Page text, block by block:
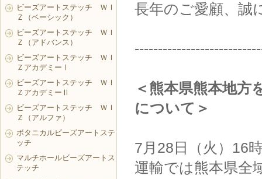
長年のご愛顧、誠
＜熊本県熊本地方
について＞
7月28日（火）16
運輸では熊本県全
ビーズアートステッチ ＷＩ
Ｚ（ベーシック）
ビーズアートステッチ ＷＩ
Ｚ（アドバンス）
ビーズアートステッチ ＷＩ
ＺアカデミーⅠ
ビーズアートステッチ ＷＩ
ＺアカデミーⅡ
ビーズアートステッチ ＷＩ
Ｚ（アルファ）
ボタニカルビーズアートステ
ッチ
マルチホールビーズアートス
テッチ